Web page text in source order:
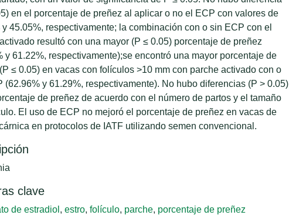
en el porcentaje de preñez al aplicar o no el ECP con valores de
y 45.05%, respectivamente; la combinación con o sin ECP con el
resultó con una mayor (P ≤ 0.05) porcentaje de preñez
y 61.22%, respectivamente);se encontró una mayor porcentaje de
≤ 0.05) en vacas con folículos >10 mm con parche activado con o
(62.96% y 61.29%, respectivamente). No hubo diferencias (P > 0.05)
de preñez de acuerdo con el número de partos y el tamaño
El uso de ECP no mejoró el porcentaje de preñez en vacas de
en protocolos de IATF utilizando semen convencional.
clave
de estradiol , estro, folículo, parche, porcentaje de preñez